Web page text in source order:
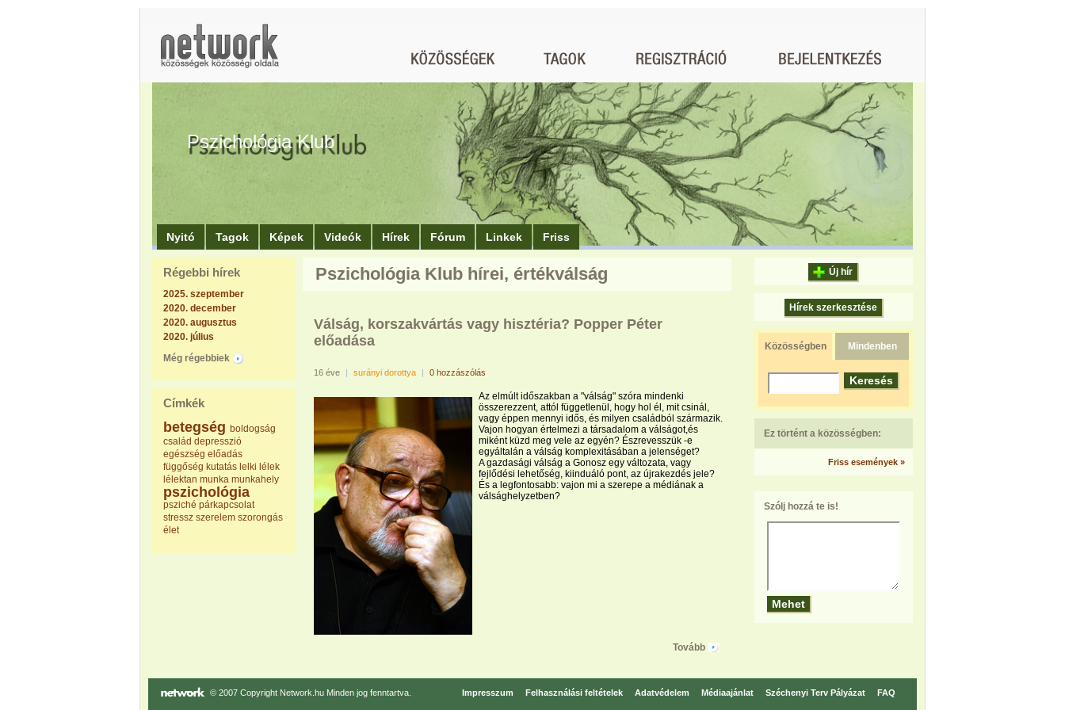
Pszichológia Klub
Nyitó Tagok Képek Videók Hírek Fórum Linkek Friss
Régebbi hírek
2025. szeptember
2020. december
2020. augusztus
2020. július
Még régebbiek
Címkék
betegség boldogság
család depresszió
egészség előadás
függőség kutatás lelki lélek
lélektan munka munkahely
pszichológia
psziché párkapcsolat
stressz szerelem szorongás
élet
Pszichológia Klub hírei, értékválság
Válság, korszakvártás vagy hisztéria? Popper Péter
előadása
16 éve | surányi dorottya | 0 hozzászólás
Az elmúlt időszakban a "válság" szóra mindenki
összerezzent, attól függetlenül, hogy hol él, mit csinál,
vagy éppen mennyi idős, és milyen családból származik.
Vajon hogyan értelmezi a társadalom a válságot,és
miként küzd meg vele az egyén? Észrevesszük -e
egyáltalán a válság komplexitásában a jelenséget?
A gazdasági válság a Gonosz egy változata, vagy
fejlődési lehetőség, kiinduáló pont, az újrakezdés jele?
És a legfontosabb: vajon mi a szerepe a médiának a
válsághelyzetben?
Tovább
Új hír
Hírek szerkesztése
Közösségben Mindenben
Ez történt a közösségben:
Friss események »
Szólj hozzá te is!
© 2007 Copyright Network.hu Minden jog fenntartva. Impresszum Felhasználási feltételek Adatvédelem Médiaajánlat Széchenyi Terv Pályázat FAQ